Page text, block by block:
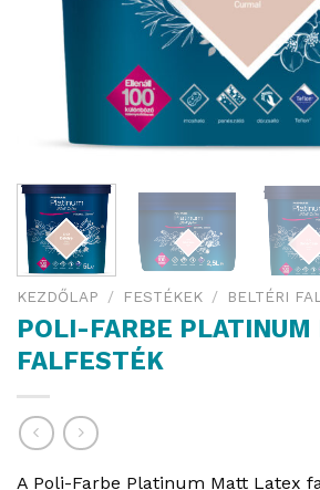
KEZDŐLAP / FESTÉKEK / BELTÉRI
POLI-FARBE
FALFESTÉK
A Poli-Farbe Platinum Matt Latex